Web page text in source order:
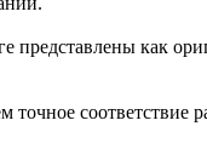
представлены как
точное соответствие